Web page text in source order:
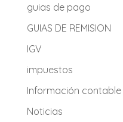
guias de pago
GUIAS DE REMISION
IGV
impuestos
Información contable
Noticias